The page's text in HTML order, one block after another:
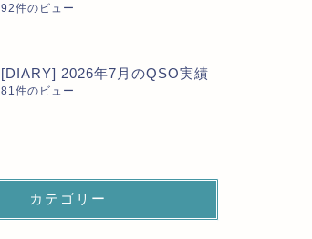
92件のビュー
[DIARY] 2026年7月のQSO実績
81件のビュー
カテゴリー